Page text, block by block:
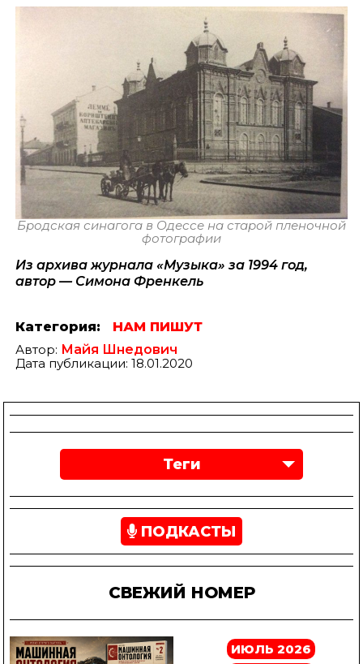
Бродская синагога в Одессе на старой пленочной
фотографии
Из архива журнала «Музыка» за 1994 год,
автор — Симона Френкель
Категория:
НАМ ПИШУТ
Автор: Майя Шнедович
Дата публикации: 18.01.2020
Теги
ПОДКАСТЫ
СВЕЖИЙ НОМЕР
ИЮЛЬ 2026